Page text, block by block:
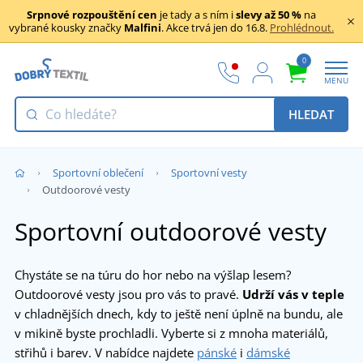
Srpnové rozpouštění cen je tady a s ním islevy až 50 % na
vybrané kousky značky Malfini. Akce trvá jen do 16.8. Prohlédnout.
0
MENU
HLEDAT
Sportovní oblečení
Sportovní vesty
Outdoorové vesty
Sportovní outdoorové vesty
Chystáte se na túru do hor nebo na výšlap lesem?
Outdoorové vesty jsou pro vás to pravé. Udrží vás v teple
v chladnějších dnech, kdy to ještě není úplně na bundu, ale
v mikině byste prochladli. Vyberte si z mnoha materiálů,
střihů i barev. V nabídce najdete pánské i dámské